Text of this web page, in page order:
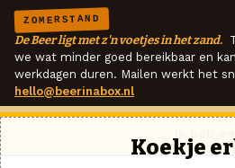
ZOMERSTAND
De Beer ligt met z'n voetjes in het zand.
we wat minder goed bereikbaar en
werkdagen duren. Mailen werkt het
hello@beerinabox.nl
Koekje